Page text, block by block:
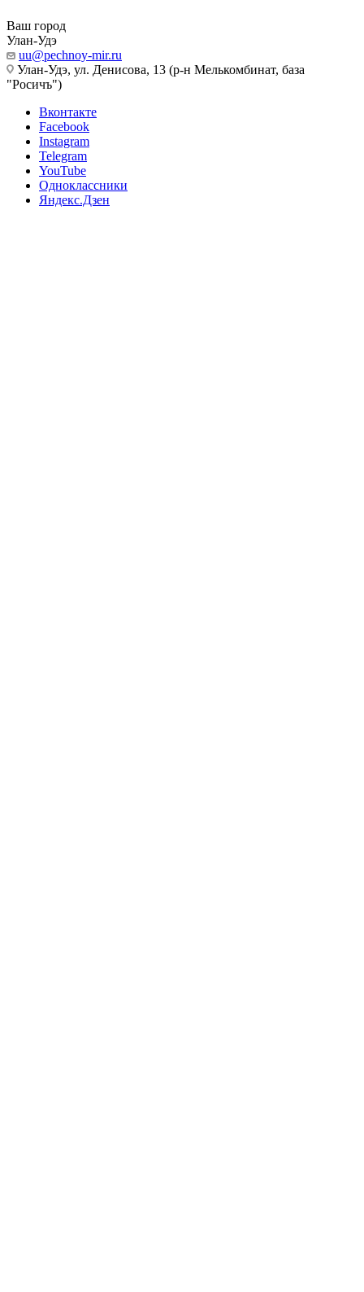
Ваш город
Улан-Удэ
uu@pechnoy-mir.ru
Улан-Удэ, ул. Денисова, 13 (р-н Мелькомбинат, база
"Росичъ")
Вконтакте
Facebook
Instagram
Telegram
YouTube
Одноклассники
Яндекс.Дзен